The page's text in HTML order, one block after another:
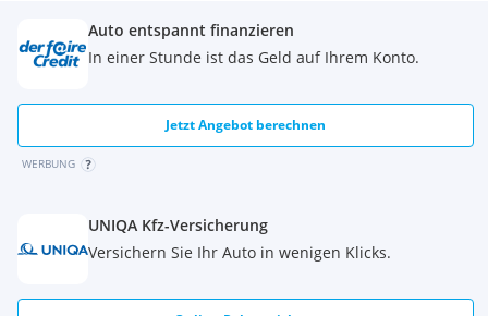
Adaptives Kurvenlicht
LED-Scheinwerfer
Seitenairbags
Einparkhilfe hi. + vo.
Lenkradheizung
Beifahrer Airbag
Airbag
Auto entspannt finanzieren
In einer Stunde ist das Geld auf Ihrem Konto.
Jetzt Angebot berechnen
WERBUNG
UNIQA Kfz-Versicherung
Versichern Sie Ihr Auto in wenigen Klicks.